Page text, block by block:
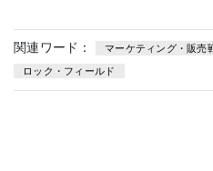
関連ワード： マーケティング・販売
ロック・フィールド